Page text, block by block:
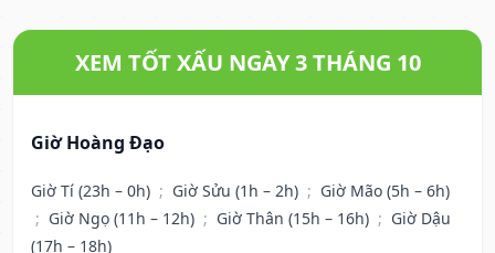
XEM TỐT XẤU NGÀY 3 THÁNG 10
Giờ Hoàng Đạo
Giờ Tí (23h – 0h) ; Giờ Sửu (1h – 2h) ; Giờ Mão (5h – 6h)
; Giờ Ngọ (11h – 12h) ; Giờ Thân (15h – 16h) ; Giờ Dậu
(17h – 18h)